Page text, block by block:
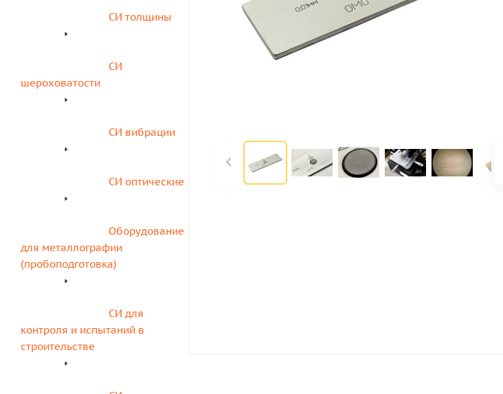
СИ толщины
СИ
шероховатости
СИ вибрации
СИ оптические
Оборудование
для металлографии
(пробоподготовка)
СИ для
контроля и испытаний в
строительстве